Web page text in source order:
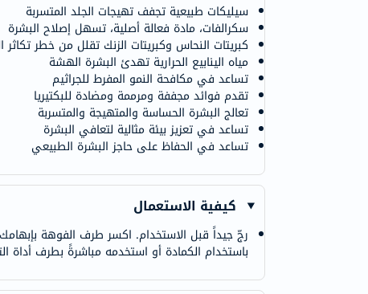
سيليكات طبيعية تجفف تهيجات الجلد المتسربة
سكرالفات، مادة فعالة أصلية، تسهل إصلاح البشرة
كبريتات النحاس وكبريتات الزنك تقلل من خطر تكاثر
مياه الينابيع الحرارية تهدئ البشرة الهشة
تساعد في مكافحة النمو المفرط للجراثيم
تقدم فوائد مجففة ومرممة ومضادة للبكتيريا
تعالج البشرة الحساسة والمتهيجة والمتسربة
تساعد في تعزيز بيئة مثالية لتعافي البشرة
تساعد في الحفاظ على حاجز البشرة الطبيعي
كيفية الاستعمال
رجّ جيداً قبل الاستخدام. اكسر طرف الفوهة
باستخدام الكمادة أو استخدمه مباشرةً بطرف أداة